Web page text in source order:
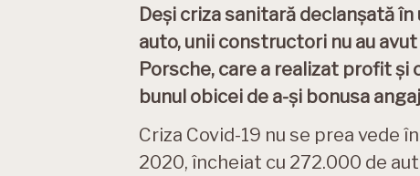
Deși criza sanitară declanșată
auto, unii constructori nu au
Porsche, care a realizat profit și
bunul obicei de a-și bonusa
Criza Covid-19 nu se prea vede
2020, încheiat cu 272.000 de